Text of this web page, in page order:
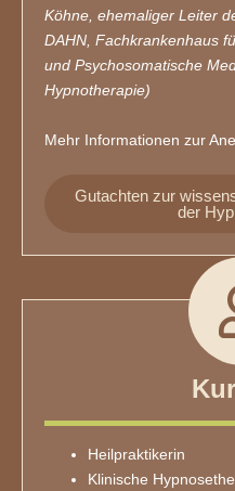
Köhne, ehemaliger Leiter
DAHN, Fachkrankenhaus
und Psychosomatische
Hypnotherapie)
Mehr Informationen zur
Gutachten zur
der
Heilpraktikerin
Klinische